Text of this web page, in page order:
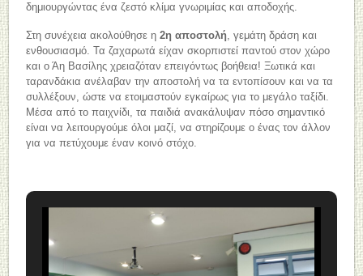
δημιουργώντας ένα ζεστό κλίμα γνωριμίας και αποδοχής.
Στη συνέχεια ακολούθησε η2η αποστολή , γεμάτη δράση και
ενθουσιασμό. Τα ζαχαρωτά είχαν σκορπιστεί παντού στον χώρο
και ο Άη Βασίλης χρειαζόταν επειγόντως βοήθεια! Ξωτικά και
ταρανδάκια ανέλαβαν την αποστολή να τα εντοπίσουν και να τα
συλλέξουν, ώστε να ετοιμαστούν εγκαίρως για το μεγάλο ταξίδι.
Μέσα από το παιχνίδι, τα παιδιά ανακάλυψαν πόσο σημαντικό
είναι να λειτουργούμε όλοι μαζί, να στηρίζουμε ο ένας τον άλλον
για να πετύχουμε έναν κοινό στόχο.